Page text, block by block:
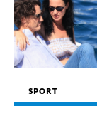
SPORT